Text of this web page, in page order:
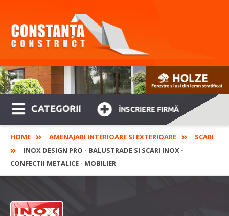
CATEGORII ÎNSCRIERE FIRMĂ
HOME AMENAJARI INTERIOARE SI EXTERIOARE
SCARI
INOX DESIGN PRO - BALUSTRADE SI SCARI INOX -
CONFECTII METALICE - MOBILIER